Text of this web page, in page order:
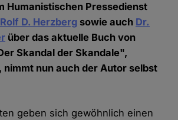
Humanistischen Pressedienst
D. Herzberg sowie auch Dr.
über das aktuelle Buch von
Skandal der Skandale",
nimmt nun auch der Autor selbst
geben sich gewöhnlich einen